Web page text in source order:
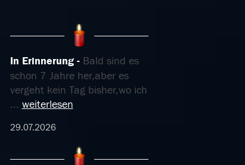
In Erinnerung
Bald sind es
schon 7 Jahre her,aber es
vergeht kein Tag bisher,wo ich
... weiterlesen
29.07.2026